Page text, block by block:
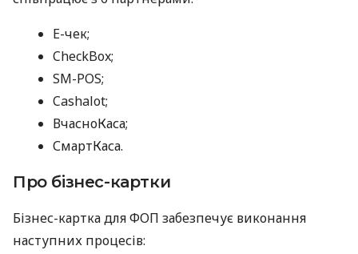
E-чек;
CheckBox;
SM-POS;
Cashalot;
ВчасноКаса;
СмартКаса.
Про бізнес-картки
Бізнес-картка для ФОП забезпечує виконання
наступних процесів: